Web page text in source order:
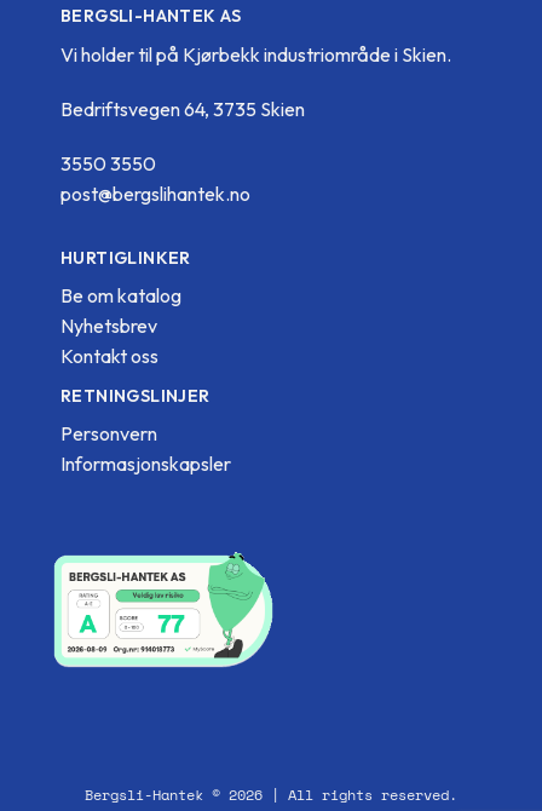
BERGSLI-HANTEK AS
Vi holder til på Kjørbekk industriområde i Skien.
Bedriftsvegen 64, 3735 Skien
3550 3550
post@bergslihantek.no
HURTIGLINKER
Be om katalog
Nyhetsbrev
Kontakt oss
RETNINGSLINJER
Personvern
Informasjonskapsler
Bergsli-Hantek © 2026 | All rights reserved.